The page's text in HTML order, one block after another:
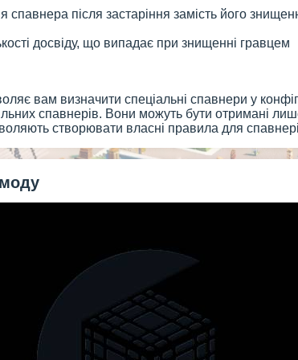
спавнера після застаріння замість його
досвіду, що випадає при знищенні гравцем
вам визначити спеціальні спавнери у
спавнерів. Вони можуть бути отримані
створювати власні правила для